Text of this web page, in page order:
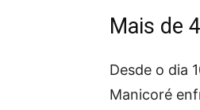
Mais de
Desde o dia
Manicoré